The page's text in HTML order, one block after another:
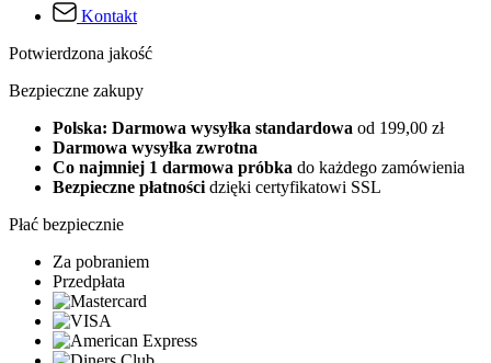
Kontakt
Potwierdzona jakość
Bezpieczne zakupy
Polska: Darmowa wysyłka standardowa od 199,00 zł
Darmowa wysyłka zwrotna
Co najmniej 1 darmowa próbka do każdego zamówienia
Bezpieczne płatności dzięki certyfikatowi SSL
Płać bezpiecznie
Za pobraniem
Przedpłata